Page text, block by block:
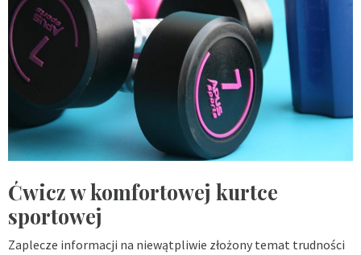
Ćwicz w komfortowej kurtce
sportowej
Zaplecze informacji na niewątpliwie złożony temat trudności